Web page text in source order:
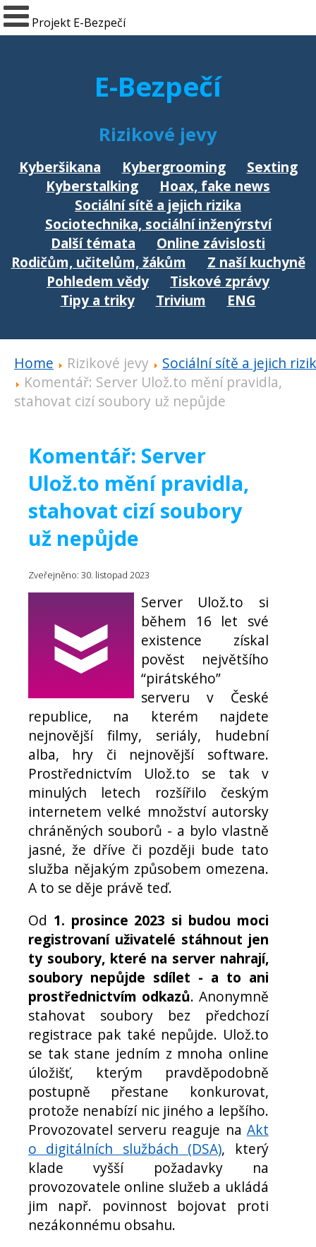
Projekt E-Bezpečí
E-Bezpečí
Rizikové jevy
Kyberšikana Kybergrooming
Sexting
Kyberstalking
Hoax, fake news
Sociální sítě a jejich rizika
Sociotechnika, sociální inženýrství
Další témata
Online závislosti
Rodičům, učitelům, žákům
Z naší kuchyně
Pohledem vědy
Tiskové zprávy
Tipy a triky
Trivium ENG
Home Rizikové jevy
Sociální sítě a jejich
Komentář: Server Ulož.to mění pravidla,
stahovat cizí soubory už nepůjde
Komentář: Server
Ulož.to mění pravidla,
stahovat cizí soubory
už nepůjde
Zveřejněno: 30. listopad 2023
Server Ulož.to si
během 16 let své
existence získal
pověst největšího
“pirátského”
serveru v České
republice, na kterém najdete
nejnovější filmy, seriály, hudební
alba, hry či nejnovější software.
Prostřednictvím Ulož.to se tak v
minulých letech rozšířilo českým
internetem velké množství autorsky
chráněných souborů - a bylo vlastně
jasné, že dříve či později bude tato
služba nějakým způsobem omezena.
A to se děje právě teď.
Od 1. prosince 2023 si budou moci
registrovaní uživatelé stáhnout jen
ty soubory, které na server nahrají,
soubory nepůjde sdílet - a to ani
prostřednictvím odkazů. Anonymně
stahovat soubory bez předchozí
registrace pak také nepůjde. Ulož.to
se tak stane jedním z mnoha online
úložišť, kterým pravděpodobně
postupně přestane konkurovat,
protože nenabízí nic jiného a lepšího.
Provozovatel serveru reaguje na Akt
o digitálních službách (DSA), který
klade vyšší požadavky na
provozovatele online služeb a ukládá
jim např. povinnost bojovat proti
nezákonnému obsahu.